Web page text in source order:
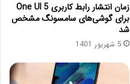
زمان انتشار رابط کاربری One UI 5
برای گوشی‌های سامسونگ مشخص
شد
5 شهریور 1401